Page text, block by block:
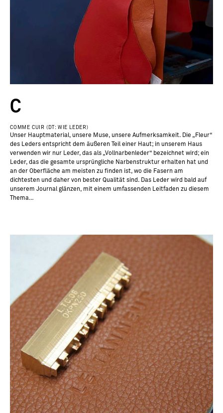
C
COMME CUIR (DT: WIE LEDER)
Unser Hauptmaterial, unsere Muse, unsere Aufmerksamkeit. Die „Fleur“
des Leders entspricht dem äußeren Teil einer Haut; in unserem Haus
verwenden wir nur Leder, das als „Vollnarbenleder“ bezeichnet wird; ein
Leder, das die gesamte ursprüngliche Narbenstruktur erhalten hat und
an der Oberfläche am meisten zu finden ist, wo die Fasern am
dichtesten und daher von bester Qualität sind. Das Leder wird bald auf
unserem Journal glänzen, mit einem umfassenden Leitfaden zu diesem
Thema…